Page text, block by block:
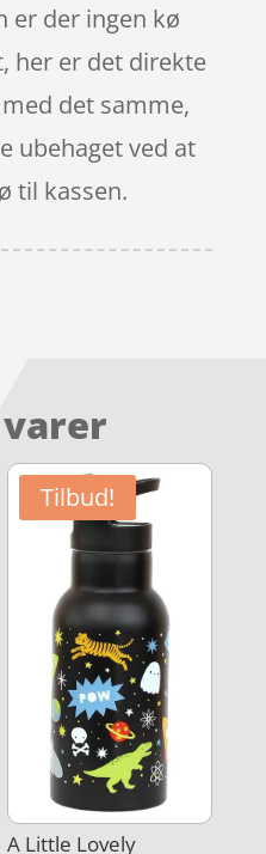
er der ingen kø
her er det direkte
det samme,
ubehaget ved at
til kassen.
Tilbud!
A Little Lovely